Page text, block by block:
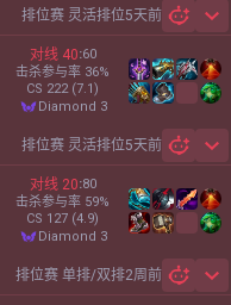
排位赛 灵活排位5天前
对线 40:60
击杀参与率 36%
CS 222 (7.1)
diamond 3
排位赛 灵活排位5天前
对线 20:80
击杀参与率 59%
CS 127 (4.9)
diamond 3
排位赛 单排/双排2周前